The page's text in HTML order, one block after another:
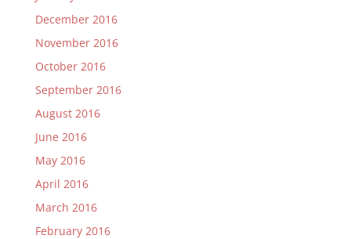
December 2016
November 2016
October 2016
September 2016
August 2016
June 2016
May 2016
April 2016
March 2016
February 2016